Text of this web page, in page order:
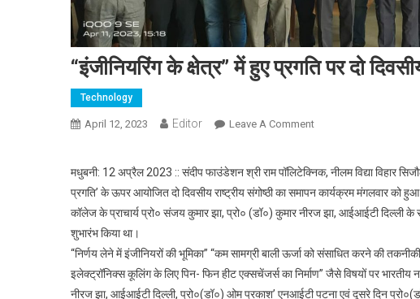
“इंजीनियरिंग के क्षेत्र” में हुए प्रगति पर दो
Technology
April 12, 2023 Editor Leave A Comment
मधुबनी: 12 अप्रैल 2023 :: संदीप फाउंडेशन श्री राम पॉलिटेक्निक, नीलम विद्या विहार
प्रगति’ के ऊपर आयोजित दो दिवसीय राष्ट्रीय संगोष्ठी का समापन कार्यक्रम मंगलवार
कॉलेज के प्राचार्य प्रो० संजय कुमार झा, प्रो० (डॉ०) कुमार नीरज झा, आईआईटी दिल्ली के
शुभारंभ किया था।
“निर्णय लेने में इंजीनियरों की भूमिका” “कम सामग्री बाली ऊर्जा को संसाधित करने की तकनीकी
इलेक्ट्रॉनिक्स कूलिंग के लिए पिन- फिन हीट एक्सचेंजर्स का निर्माण” जैसे विषयों पर
नीरज झा, आईआईटी दिल्ली, प्रो०(डॉ०) ओम प्रकाश’ एनआईटी पटना एवं दूसरे दिन